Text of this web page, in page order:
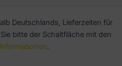
Deutschlands, Lieferzeiten für
bitte der Schaltfläche mit den
.